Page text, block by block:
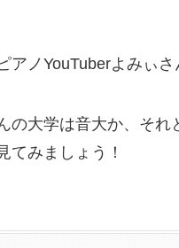
アノYouTuberよみぃさ
の大学は音大か、そ
てみましょう！